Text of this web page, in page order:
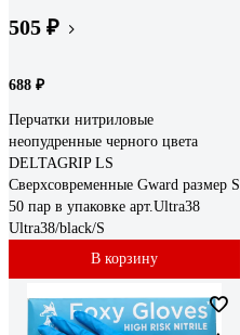
505 ₽
688 ₽
Перчатки нитриловые
неопудренные черного цвета
DELTAGRIP LS
Сверхсовременные Gward размер S
50 пар в упаковке арт.Ultra38
Ultra38/black/S
В корзину